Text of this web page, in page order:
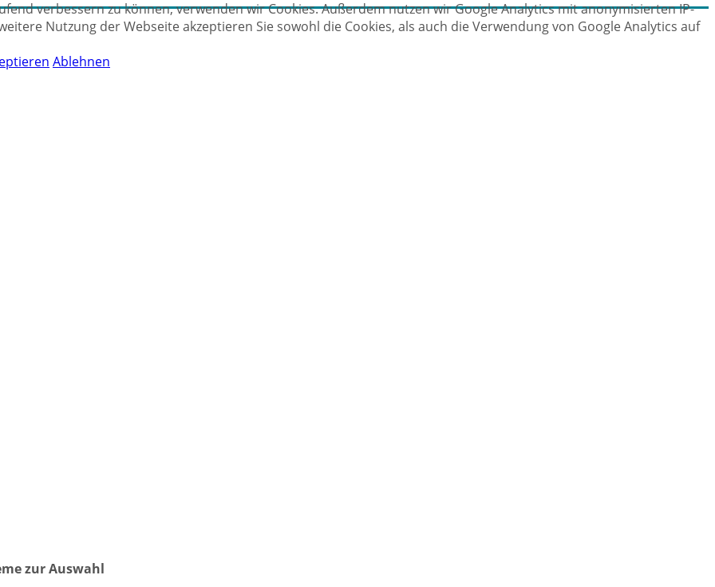
zur Auswahl
verbessern zu können, verwenden wir Cookies. Außerdem nutzen wir Google Analytics mit anonymisierten IP-
Nutzung der Webseite akzeptieren Sie sowohl die Cookies, als auch die Verwendung von Google Analytics auf
Ablehnen